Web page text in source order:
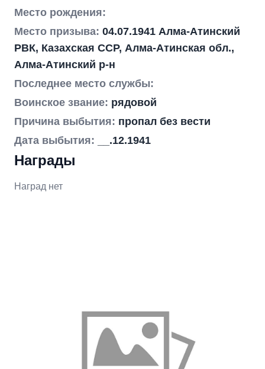
Место рождения:
Место призыва: 04.07.1941 Алма-Атинский
РВК, Казахская ССР, Алма-Атинская обл.,
Алма-Атинский р-н
Последнее место службы:
Воинское звание: рядовой
Причина выбытия: пропал без вести
Дата выбытия:
__.12.1941
Награды
Наград нет